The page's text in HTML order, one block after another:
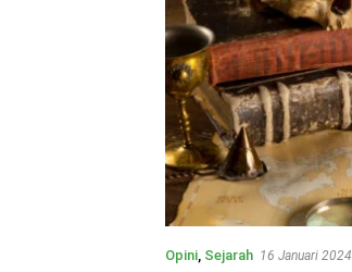
Opini, Sejarah 16 Januari 2024